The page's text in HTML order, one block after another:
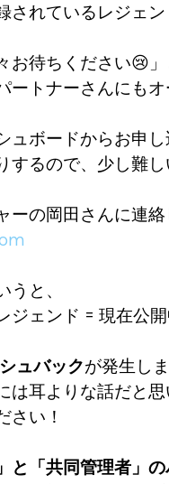
されているレジェ
お待ちください😢
ートナーさんにも
ュボードからお申
するので、少し難
ーの岡田さんに連
と、
ジェンド = 現在公
ュバックが発生し
は耳よりな話だと
さい！
と「共同管理者」